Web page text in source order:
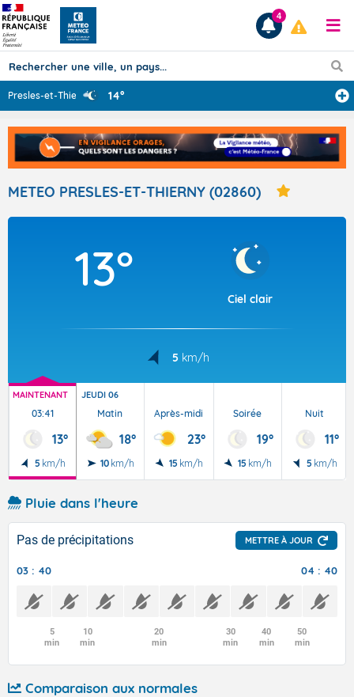
Prévisions
TOUS LES RÉSULTATS
Articles
4
Presles-et-Thie ... 14°
METEO PRESLES-ET-THIERNY (02860)
13°
Ciel clair
5 km/h
MAINTENANT
03:41
13°
5 km/h
JEUDI 06
Matin
18°
10 km/h
Après-midi
23°
15 km/h
Soirée
19°
15 km/h
Nuit
11°
5 km/h
Pluie dans l'heure
Pas de précipitations METTRE À JOUR
03 : 40 04 : 40
5
min
10
min
20
min
30
min
40
min
50
min
Comparaison aux normales